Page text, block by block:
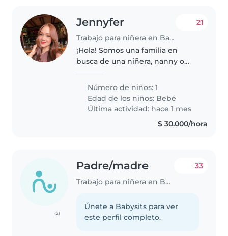
Jennyfer
Trabajo para niñera en Barrancabermeja
21
¡Hola! Somos una familia en
busca de una niñera, nanny o
tranquilo, creativo y amigable.
Necesitamos a alguien que se
sienta cómodo cocinando y que
Número de niños: 1
Edad de los niños: Bebé
Última actividad: hace 1 mes
$ 30.000/hora
(2)
Padre/madre
Trabajo para niñera en Barrancabermeja
33
Únete a Babysits para ver
este perfil completo.